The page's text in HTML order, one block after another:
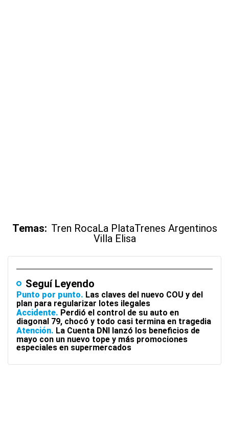
Temas: Tren RocaLa PlataTrenes Argentinos
Villa Elisa
Seguí Leyendo
Punto por punto Las claves del nuevo COU y del
plan para regularizar lotes ilegales
Accidente Perdió el control de su auto en
diagonal 79, chocó y todo casi termina en tragedia
Atención La Cuenta DNI lanzó los beneficios de
mayo con un nuevo tope y más promociones
especiales en supermercados